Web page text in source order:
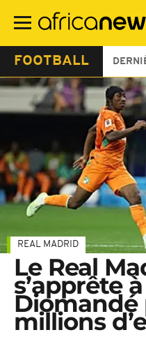
contenu
FOOTBALL
REAL MADRID
Le Real
s’apprête
Diomandé
millions